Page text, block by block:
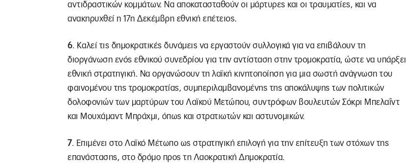
αντιδραστικών κομμάτων. Να αποκατασταθούν οι μάρτυρες και οι τραυματίες, και να
ανακηρυχθεί η 17η Δεκέμβρη εθνική επέτειος.
6. Καλεί τις δημοκρατικές δυνάμεις να εργαστούν συλλογικά για να επιβάλουν τη
διοργάνωση ενός εθνικού συνεδρίου για την αντίσταση στην τρομοκρατία, ώστε να υπάρξει
εθνική στρατηγική. Να οργανώσουν τη λαϊκή κινητοποίηση για μια σωστή ανάγνωση του
φαινομένου της τρομοκρατίας, συμπεριλαμβανομένης της αποκάλυψης των πολιτικών
δολοφονιών των μαρτύρων του Λαϊκού Μετώπου, συντρόφων βουλευτών Σόκρι Μπελαΐντ
και Μουχάμαντ Μπράχμι, όπως και στρατιωτών και αστυνομικών.
7. Επιμένει στο Λαϊκό Μέτωπο ως στρατηγική επιλογή για την επίτευξη των στόχων της
επανάστασης, στο δρόμο προς τη Λαοκρατική Δημοκρατία.